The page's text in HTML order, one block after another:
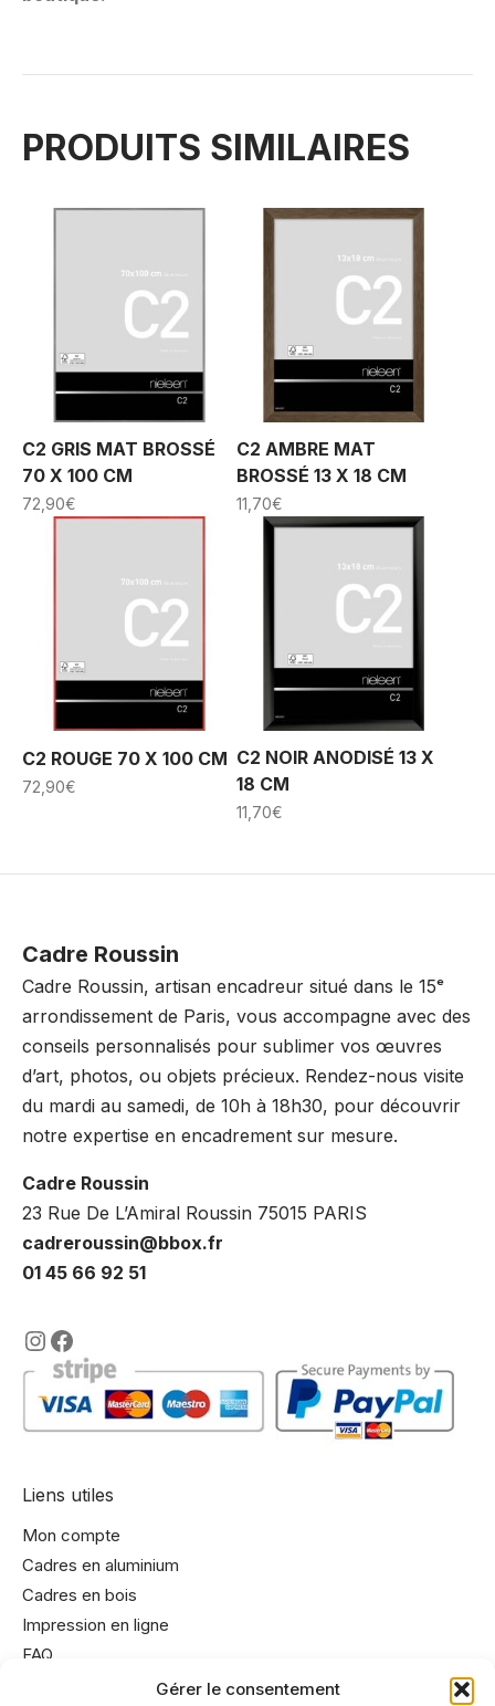
Gérer le consentement
PRODUITS SIMILAIRES
C2 GRIS MAT BROSSÉ
70 X 100 CM
72,90€
C2 AMBRE MAT
BROSSÉ 13 X 18 CM
11,70€
C2 ROUGE 70 X 100 CM
72,90€
C2 NOIR ANODISÉ 13 X
18 CM
11,70€
Cadre Roussin
Cadre Roussin, artisan encadreur situé dans le 15ᵉ
arrondissement de Paris, vous accompagne avec des
conseils personnalisés pour sublimer vos œuvres
d’art, photos, ou objets précieux. Rendez-nous visite
du mardi au samedi, de 10h à 18h30, pour découvrir
notre expertise en encadrement sur mesure.
Cadre Roussin
23 Rue De L’Amiral Roussin 75015 PARIS
cadreroussin@bbox.fr
01 45 66 92 51
https://www.instagram.com/
https://www.facebook.com/
Liens utiles
Mon compte
Cadres en aluminium
Cadres en bois
Impression en ligne
FAQ